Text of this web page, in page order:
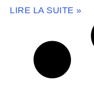
LIRE LA SUITE »